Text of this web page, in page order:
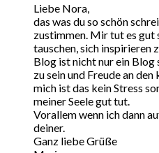
Liebe Nora,
das was du so schön
zustimmen. Mir tut es gut
tauschen, sich inspirieren
Blog ist nicht nur ein
zu sein und Freude an
mich ist das kein Stress
meiner Seele gut tut.
Vorallem wenn ich dann
deiner.
Ganz liebe Grüße